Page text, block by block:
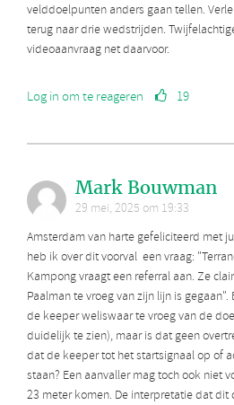
velddoelpunten anders gaan tellen.
terug naar drie wedstrijden.
videoaanvraag net daarvoor.
Log in om te reageren 19
Mark Bouwman
29 mei, 2025 om 19:33
Amsterdam van harte gefeliciteerd met
heb ik over dit voorval een vraag:
Kampong vraagt een referral aan. Ze
Paalman te vroeg van zijn lijn is
de keeper weliswaar te vroeg van de
duidelijk te zien), maar is dat geen
dat de keeper tot het startsignaal op of
staan? Een aanvaller mag toch ook niet
23 meter komen. De interpretatie dat